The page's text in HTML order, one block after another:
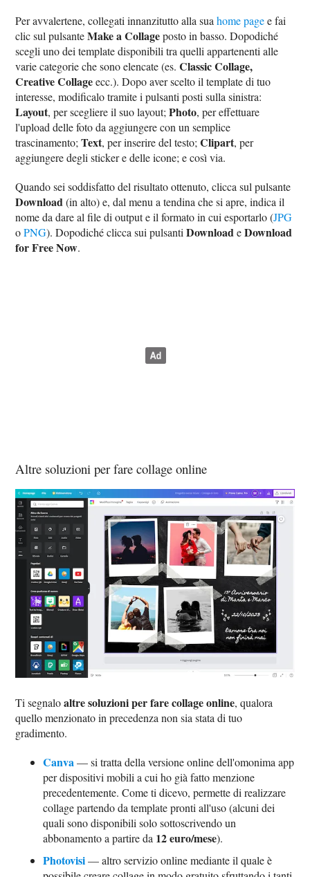
Per avvalertene, collegati innanzitutto alla suahome pagee fai
clic sul pulsanteMake a Collageposto in basso. Dopodiché
scegli uno dei template disponibili tra quelli appartenenti alle
varie categorie che sono elencate (es.Classic Collage,
Creative Collageecc.). Dopo aver scelto il template di tuo
interesse, modificalo tramite i pulsanti posti sulla sinistra:
Layout, per scegliere il suo layout;Photo, per effettuare
l'upload delle foto da aggiungere con un semplice
trascinamento;Text, per inserire del testo;Clipart, per
aggiungere degli sticker e delle icone; e così via.
Quando sei soddisfatto del risultato ottenuto, clicca sul pulsante
Download(in alto) e, dal menu a tendina che si apre, indica il
nome da dare al file di output e il formato in cui esportarlo (JPG
oPNG). Dopodiché clicca sui pulsantiDownloadeDownload
for Free Now.
Altre soluzioni per fare collage online
Ti segnaloaltre soluzioni per fare collage online, qualora
quello menzionato in precedenza non sia stata di tuo
gradimento.
Canva— si tratta della versione online dell'omonima app
per dispositivi mobili a cui ho già fatto menzione
precedentemente. Come ti dicevo, permette di realizzare
collage partendo da template pronti all'uso (alcuni dei
quali sono disponibili solo sottoscrivendo un
abbonamento a partire da 12 euro/mese).
Photovisi— altro servizio online mediante il quale è